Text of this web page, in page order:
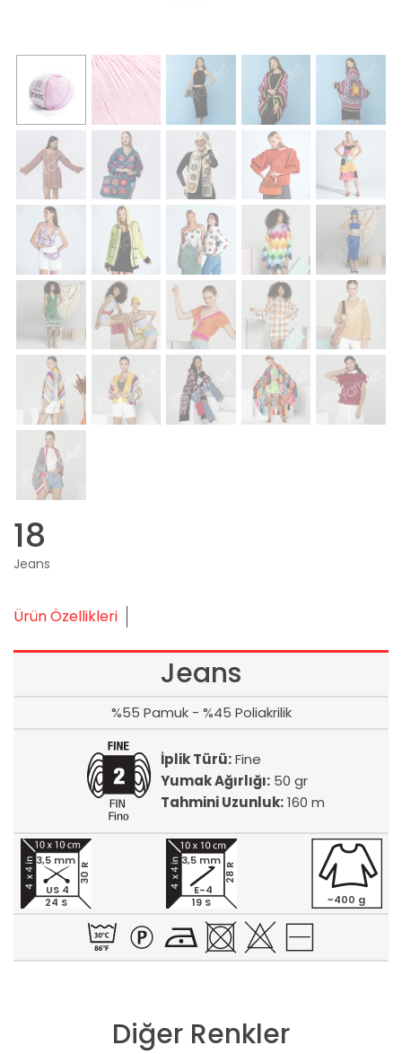
18
Jeans
Ürün Özellikleri
Jeans
%55 Pamuk - %45 Poliakrilik
İplik Türü:Fine
Yumak Ağırlığı:50 gr
Tahmini Uzunluk:160 m
24 S
30 R
3,5 mm
US 4
19 S
28 R
3,5 mm
E-4
~400 g
Diğer Renkler